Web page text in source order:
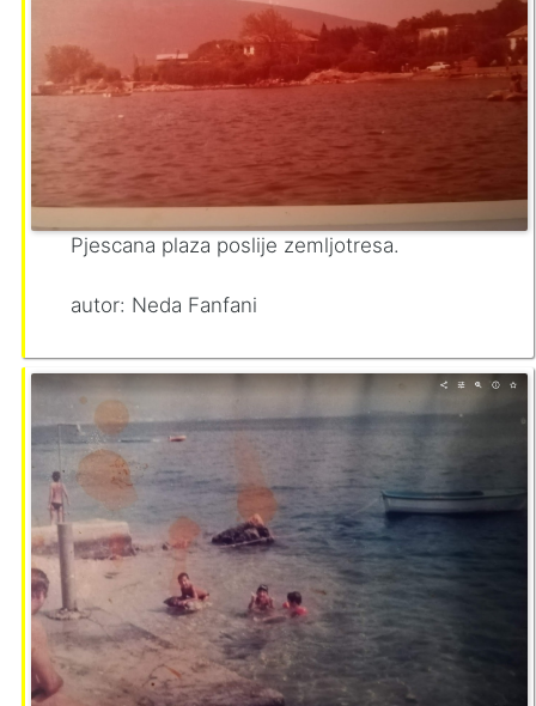
Pjescana plaza poslije zemljotresa.
autor: Neda Fanfani